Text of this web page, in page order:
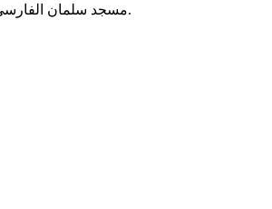
مسجد سلمان الفارسي يقع في حي 19 مارس بمدينة الوادي، الجزائر. يُقام فيه الصلوات الخمس ويخدم سكان الحي.